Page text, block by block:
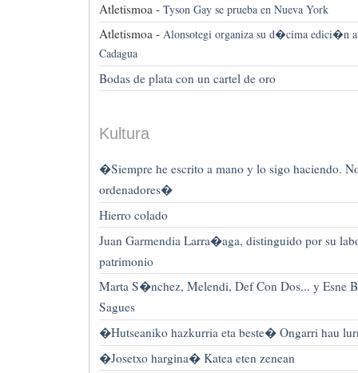
Atletismoa - Tyson Gay se prueba en Nueva York
Atletismoa - Alonsotegi organiza su d�cima edici�n
Cadagua
Bodas de plata con un cartel de oro
Kultura
�Siempre he escrito a mano y lo sigo haciendo.
ordenadores�
Hierro colado
Juan Garmendia Larra�aga, distinguido por su
patrimonio
Marta S�nchez, Melendi, Def Con Dos... y Esne
Sagues
�Hutseaniko hazkurria eta beste� Ongarri hau
�Josetxo hargina� Katea eten zenean